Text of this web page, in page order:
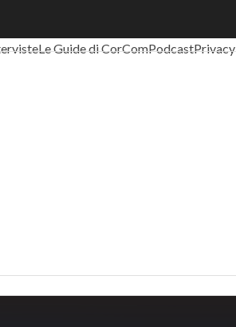
Le Guide di CorComPodcastPrivacy